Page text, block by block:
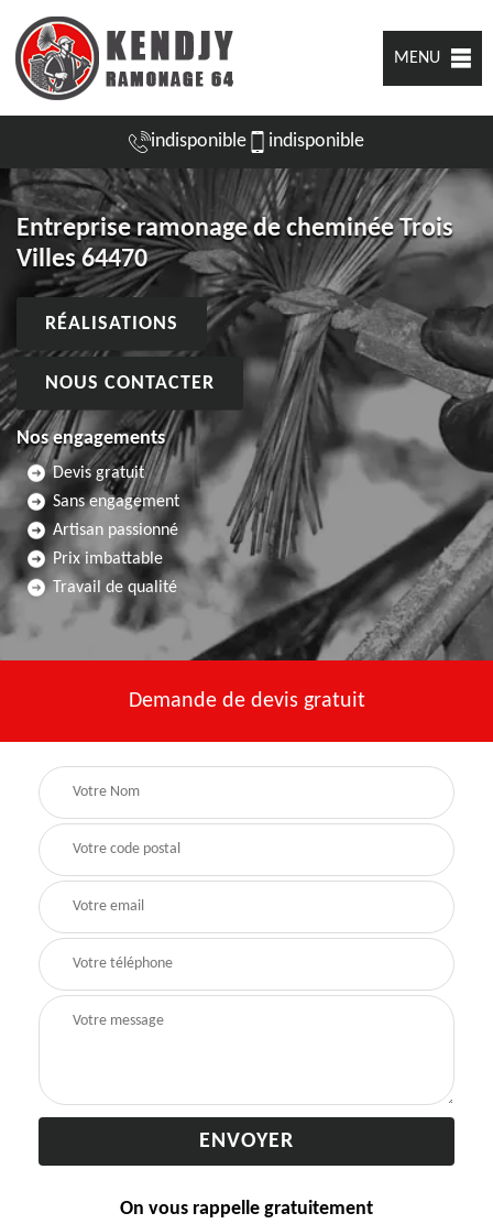
MENU
indisponible indisponible
Entreprise ramonage de cheminée Trois
Villes 64470
RÉALISATIONS
NOUS CONTACTER
Nos engagements
Devis gratuit
Sans engagement
Artisan passionné
Prix imbattable
Travail de qualité
Demande de devis gratuit
On vous rappelle gratuitement